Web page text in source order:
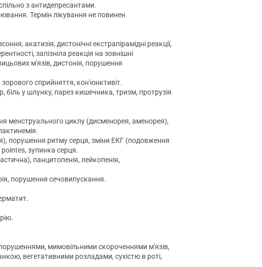
з антидепресантами.
Термін лікування не повинен
акатизія, дистонічні екстрапірамідні реакції,
запізніла реакція на зовнішні
м'язів, дистонія, порушення
сприйняття, кон'юнктивіт.
біль у шлунку, парез кишечника, тризм, протрузія
менструального циклу (дисменорея, аменорея),
порушення ритму серця, зміни ЕКГ (подовження
зупинка серця.
панцитопенія, лейкопенія,
порушення сечовипускання.
мимовільними скороченнями м'язів,
вегетативними розладами, сухістю в роті,